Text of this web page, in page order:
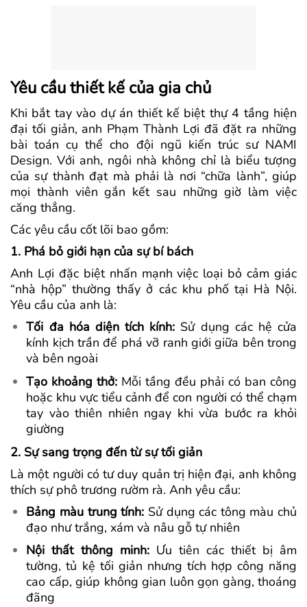
Yêu cầu thiết kế của gia chủ
Khi bắt tay vào dự án thiết kế biệt thự 4 tầng hiện
đại tối giản, anh Phạm Thành Lợi đã đặt ra những
bài toán cụ thể cho đội ngũ kiến trúc sư NAMI
Design. Với anh, ngôi nhà không chỉ là biểu tượng
của sự thành đạt mà phải là nơi “chữa lành”, giúp
mọi thành viên gắn kết sau những giờ làm việc
căng thẳng.
Các yêu cầu cốt lõi bao gồm:
1. Phá bỏ giới hạn của sự bí bách
Anh Lợi đặc biệt nhấn mạnh việc loại bỏ cảm giác
“nhà hộp” thường thấy ở các khu phố tại Hà Nội.
Yêu cầu của anh là:
Tối đa hóa diện tích kính: Sử dụng các hệ cửa
kính kịch trần để phá vỡ ranh giới giữa bên trong
và bên ngoài
Tạo khoảng thở: Mỗi tầng đều phải có ban công
hoặc khu vực tiểu cảnh để con người có thể chạm
tay vào thiên nhiên ngay khi vừa bước ra khỏi
giường
2. Sự sang trọng đến từ sự tối giản
Là một người có tư duy quản trị hiện đại, anh không
thích sự phô trương rườm rà. Anh yêu cầu:
Bảng màu trung tính: Sử dụng các tông màu chủ
đạo như trắng, xám và nâu gỗ tự nhiên
Nội thất thông minh:Ưu tiên các thiết bị âm
tường, tủ kệ tối giản nhưng tích hợp công năng
cao cấp, giúp không gian luôn gọn gàng, thoáng
đãng